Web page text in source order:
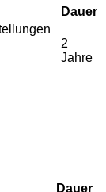
Dauer
2
Jahre
Dauer